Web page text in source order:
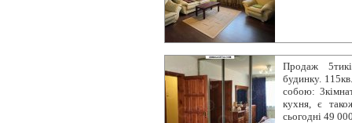
Продаж
будинку.
собою:
кухня, є
сьогодні 49